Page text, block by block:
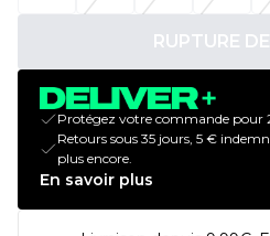
RUPTURE
Protégez votre commande pour
Retours sous 35 jours, 5 €
plus encore.
En savoir plus